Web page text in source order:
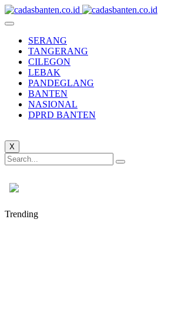
SERANG
TANGERANG
CILEGON
LEBAK
PANDEGLANG
BANTEN
NASIONAL
DPRD BANTEN
X
Trending